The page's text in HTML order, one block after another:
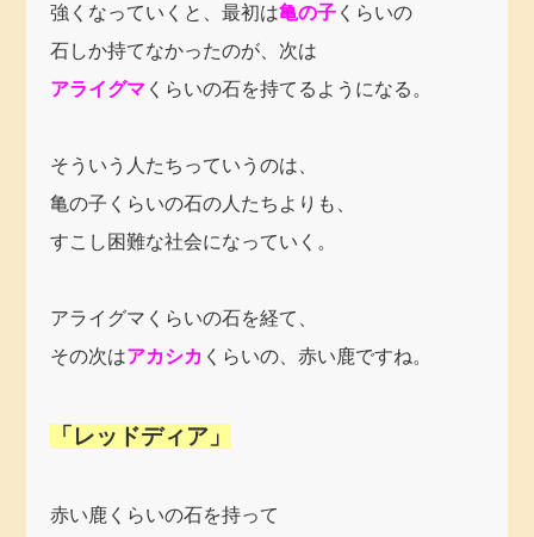
強くなっていくと、最初は亀の子 くらいの
石しか持てなかったのが、次は
アライグマ くらいの石を持てるようになる。
そういう人たちっていうのは、
亀の子くらいの石の人たちよりも、
すこし困難な社会になっていく。
アライグマくらいの石を経て、
その次はアカシカ くらいの、赤い鹿ですね。
「レッドディア」
赤い鹿くらいの石を持って